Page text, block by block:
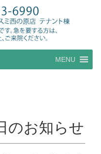
MENU
のお知らせ